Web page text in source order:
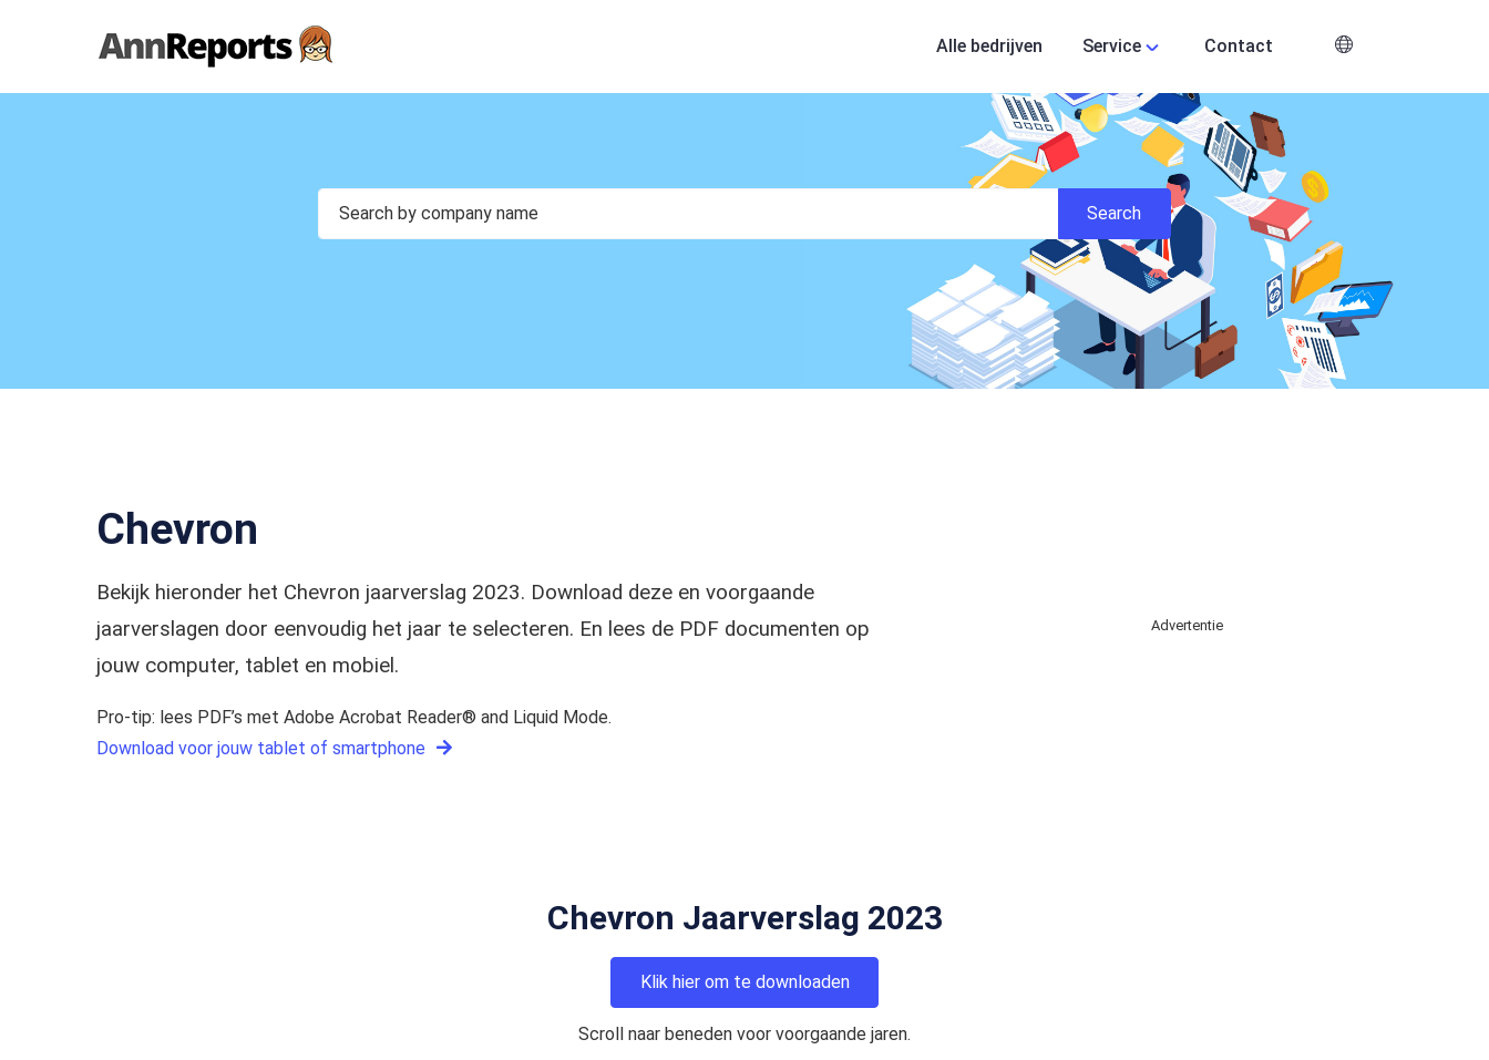
Alle bedrijven Service Contact
Chevron
Bekijk hieronder het Chevron jaarverslag 2023. Download deze en voorgaande
jaarverslagen door eenvoudig het jaar te selecteren. En lees de PDF documenten op
jouw computer, tablet en mobiel.
Pro-tip: lees PDF’s met Adobe Acrobat Reader® and Liquid Mode.
Download voor jouw tablet of smartphone
Advertentie
Chevron Jaarverslag 2023
Klik hier om te downloaden
Scroll naar beneden voor voorgaande jaren.